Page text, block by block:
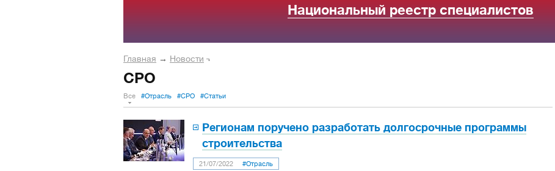
Национальный реестр специалистов
Главная → Новости
СРО
Все #Отрасль #СРО #Статьи
Регионам поручено разработать долгосрочные программы
строительства
21/07/2022 #Отрасль